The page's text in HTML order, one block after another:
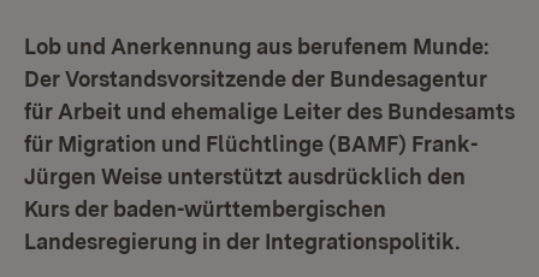
Lob und Anerkennung aus berufenem Munde:
Der Vorstandsvorsitzende der Bundesagentur
für Arbeit und ehemalige Leiter des Bundesamts
für Migration und Flüchtlinge (BAMF) Frank-
Jürgen Weise unterstützt ausdrücklich den
Kurs der baden-württembergischen
Landesregierung in der Integrationspolitik.